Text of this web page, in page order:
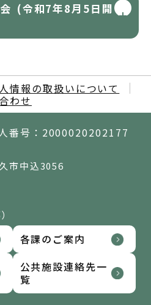
(令和7年8月5日開
情報の取扱いについて
わせ
番号：2000020202177
市中込3056
各課のご案内
公共施設連絡先一
覧